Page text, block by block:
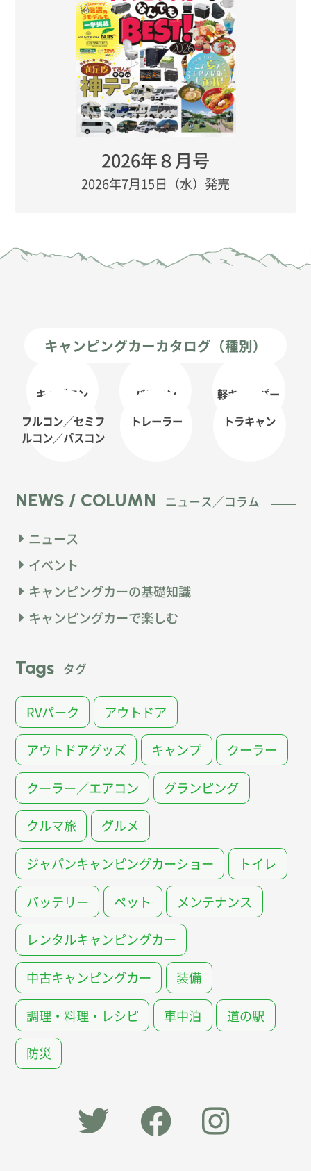
2026年８月号
2026年7月15日（水）発売
キャンピングカーカタログ（種別）
キャブコン バンコン
軽キャンパー
フルコン／セミフ
ルコン／バスコン
トレーラー トラキャン
NEWS / COLUMN ニュース／コラム
ニュース
イベント
キャンピングカーの基礎知識
キャンピングカーで楽しむ
Tags タグ
RVパーク アウトドア
アウトドアグッズ キャンプ クーラー
クーラー／エアコン グランピング
クルマ旅 グルメ
ジャパンキャンピングカーショー トイレ
バッテリー ペット メンテナンス
レンタルキャンピングカー
中古キャンピングカー 装備
調理・料理・レシピ 車中泊 道の駅
防災